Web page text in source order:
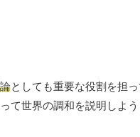
としても重要な役割を担
て世界の調和を説明しよう